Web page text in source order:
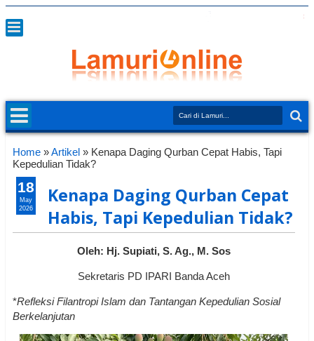
Home »Artikel » Kenapa Daging Qurban Cepat Habis, Tapi
Kepedulian Tidak?
Kenapa Daging Qurban Cepat
Habis, Tapi Kepedulian Tidak?
Oleh: Hj. Supiati, S. Ag., M. Sos
Sekretaris PD IPARI Banda Aceh
*Refleksi Filantropi Islam dan Tantangan Kepedulian Sosial
Berkelanjutan
18
May
2026